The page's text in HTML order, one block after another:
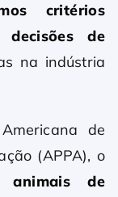
critérios
de
na indústria
de
(APPA), o
animais de